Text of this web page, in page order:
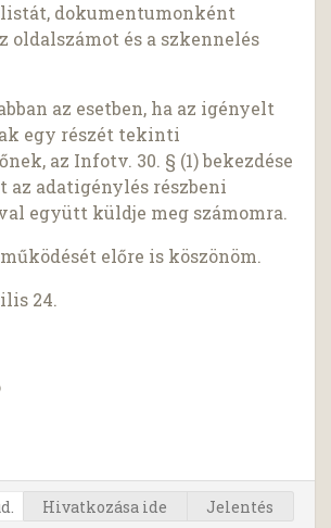
dokumentumonként
oldalszámot és a szkennelés
az esetben, ha az igényelt
egy részét tekinti
az Infotv. 30. § (1) bekezdése
az adatigénylés részbeni
együtt küldje meg számomra.
előre is köszönöm.
24.
Hivatkozása ide Jelentés